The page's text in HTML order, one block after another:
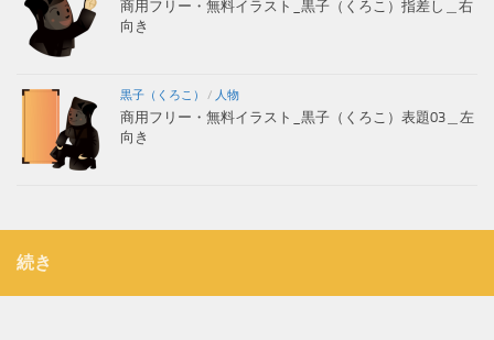
商用フリー・無料イラスト_黒子（くろこ）指差し＿右
向き
黒子（くろこ） / 人物
商用フリー・無料イラスト_黒子（くろこ）表題03＿左
向き
続き